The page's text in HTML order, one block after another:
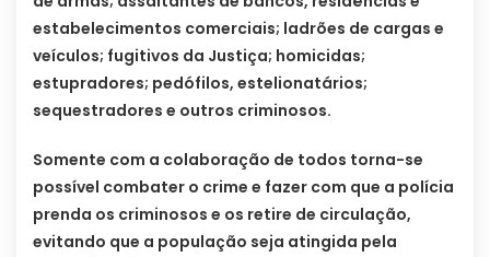
estabelecimentos comerciais; ladrões de cargas e
veículos; fugitivos da Justiça; homicidas;
estupradores; pedófilos, estelionatários;
sequestradores e outros criminosos.
Somente com a colaboração de todos torna-se
possível combater o crime e fazer com que a polícia
prenda os criminosos e os retire de circulação,
evitando que a população seja atingida pela